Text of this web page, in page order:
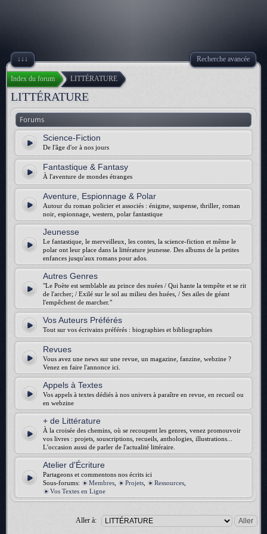
↓↓↓ Recherche avancée
Index du forum LITTÉRATURE
LITTÉRATURE
Forums
Science-Fiction
De l'âge d'or à nos jours
Fantastique & Fantasy
À l'aventure de mondes étranges
Aventure, Espionnage & Polar
Autour du roman policier et associés : énigme, suspense, thriller, roman
noir, espionnage, western, polar fantastique
Jeunesse
Le fantastique, le merveilleux, les contes, la science-fiction et même le
polar ont leur place dans la littérature jeunesse. Des albums de la petites
enfances jusqu'aux romans pour ados.
Autres Genres
"Le Poète est semblable au prince des nuées / Qui hante la tempête et se rit
de l'archer; / Exilé sur le sol au milieu des huées, / Ses ailes de géant
l'empêchent de marcher."
Vos Auteurs Préférés
Tout sur vos écrivains préférés : biographies et bibliographies
Revues
Vous avez une news sur une revue, un magazine, fanzine, webzine ?
Venez en faire l'annonce ici.
Appels à Textes
Vos appels à textes dédiés à nos univers à paraître en revue, en recueil ou
en webzine
+ de Littérature
À la croisée des chemins, où se recoupent les genres, venez promouvoir
vos livres : projets, souscriptions, recueils, anthologies, illustrations...
L'occasion aussi de parler de l'actualité littéraire.
Atelier d'Écriture
Partageons et commentons nos écrits ici
Sous-forums:
Membres Projets Ressources
Vos Textes en Ligne
Aller à: